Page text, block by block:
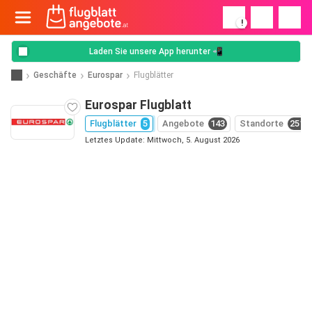
!
Laden Sie unsere App herunter 📲
Geschäfte Eurospar Flugblätter
Eurospar Flugblatt
Flugblätter 5 Angebote 143 Standorte 251
Letztes Update: Mittwoch, 5. August 2026